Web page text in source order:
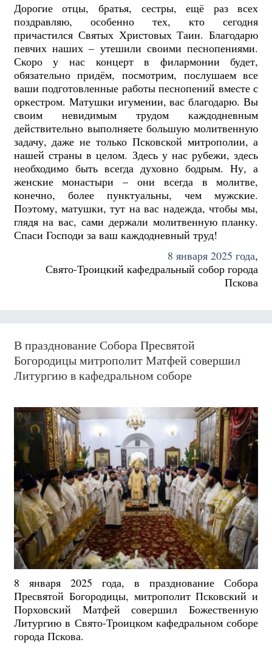
Дорогие отцы, братья, сестры, ещё раз всех
поздравляю, особенно тех, кто сегодня
причастился Святых Христовых Таин. Благодарю
певчих наших – утешили своими песнопениями.
Скоро у нас концерт в филармонии будет,
обязательно придём, посмотрим, послушаем все
ваши подготовленные работы песнопений вместе с
оркестром. Матушки игумении, вас благодарю. Вы
своим невидимым трудом каждодневным
действительно выполняете большую молитвенную
задачу, даже не только Псковской митрополии, а
нашей страны в целом. Здесь у нас рубежи, здесь
необходимо быть всегда духовно бодрым. Ну, а
женские монастыри – они всегда в молитве,
конечно, более пунктуальны, чем мужские.
Поэтому, матушки, тут на вас надежда, чтобы мы,
глядя на вас, сами держали молитвенную планку.
Спаси Господи за ваш каждодневный труд!
8 января 2025 года,
Свято-Троицкий кафедральный собор города
Пскова
В празднование Собора Пресвятой
Богородицы митрополит Матфей совершил
Литургию в кафедральном соборе
8 января 2025 года, в празднование Собора
Пресвятой Богородицы, митрополит Псковский и
Порховский Матфей совершил Божественную
Литургию в Свято-Троицком кафедральном соборе
города Пскова.